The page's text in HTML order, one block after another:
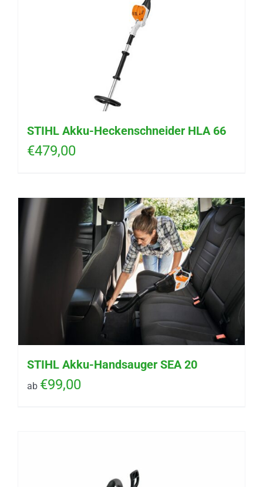
STIHL Akku-Heckenschneider HLA 66
€479,00
STIHL Akku-Handsauger SEA 20
ab €99,00